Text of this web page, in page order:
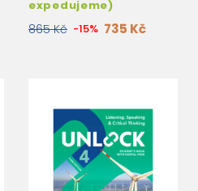
expedujeme)
865 Kč -15% 735 Kč